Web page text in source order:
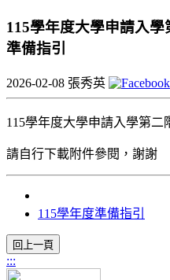
115學年度大學申請入
準備指引
2026-02-08 張秀英
115學年度大學申請入學第二
請自行下載附件參閱，謝謝
115學年度準備指引
:::